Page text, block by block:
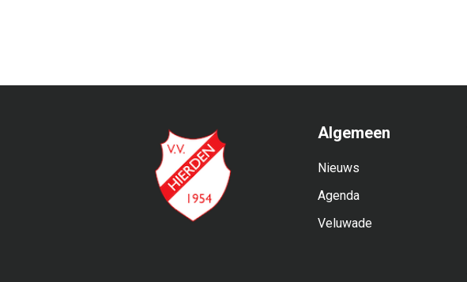
Algemeen
Nieuws
Agenda
Veluwade